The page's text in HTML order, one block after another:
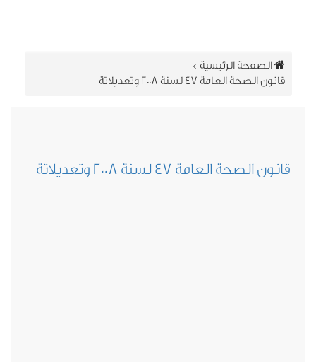
الصفحة الرئيسية>
قانون الصحة العامة 47 لسنة 2008 وتعديلاتة
الصحة العامة 47 لسنة 2008 وتعديلاتة